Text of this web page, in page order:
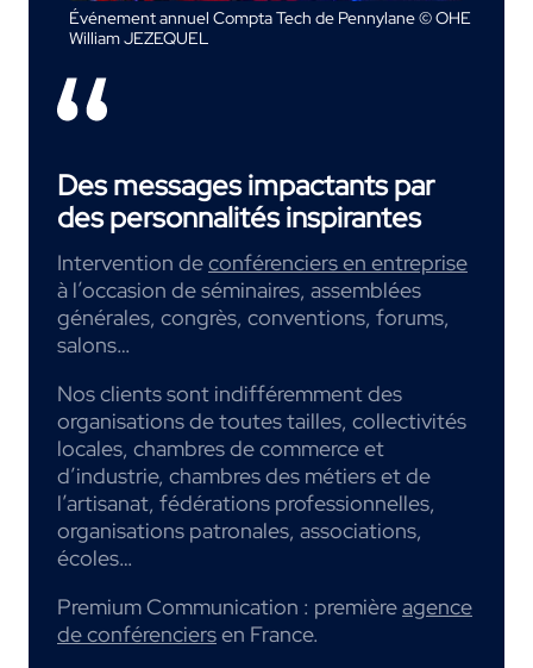
Événement annuel Compta Tech de Pennylane © OHE
William JEZEQUEL
Des messages impactants par
des personnalités inspirantes
Intervention deconférenciers en entreprise
à l’occasion de séminaires, assemblées
générales, congrès, conventions, forums,
salons…
Nos clients sont indifféremment des
organisations de toutes tailles, collectivités
locales, chambres de commerce et
d’industrie, chambres des métiers et de
l’artisanat, fédérations professionnelles,
organisations patronales, associations,
écoles…
Premium Communication : premièreagence
de conférenciersen France.